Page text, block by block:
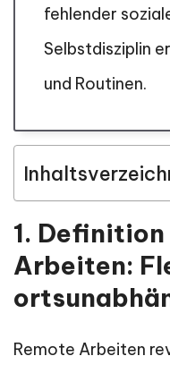
fehlender
Selbstdisziplin
und Routinen.
1. Definition
Arbeiten:
Remote Arbeiten